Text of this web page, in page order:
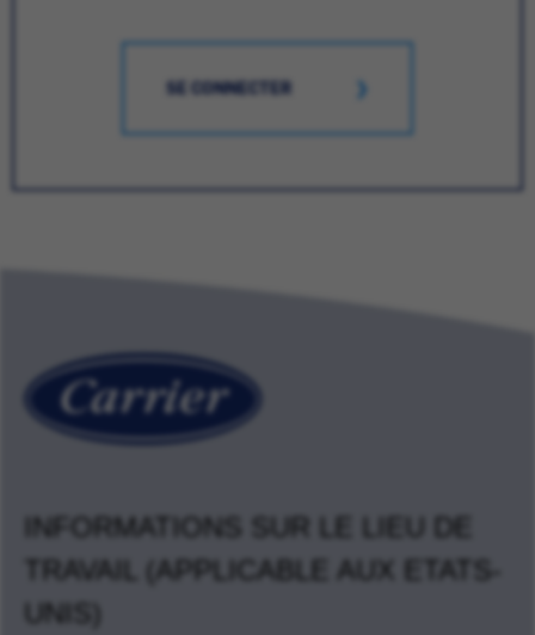
SE CONNECTER
INFORMATIONS SUR LE LIEU DE
TRAVAIL (APPLICABLE AUX ETATS-
UNIS)